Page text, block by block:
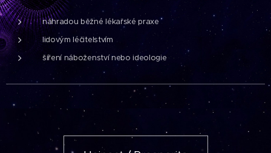
náhradou běžné lékařské praxe
lidovým léčitelstvím
šíření náboženství nebo ideologie